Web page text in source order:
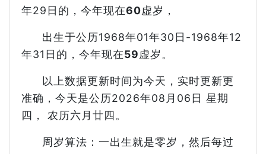
年29日的，今年现在60虚岁，
出生于公历1968年01年30日-1968年12
年31日的，今年现在59虚岁。
以上数据更新时间为今天，实时更新更
准确，今天是公历2026年08月06日 星期
四， 农历六月廿四。
周岁算法：一出生就是零岁，然后每过